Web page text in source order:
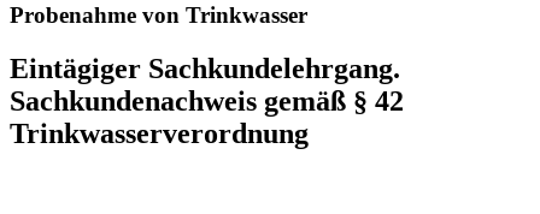
Probenahme von Trinkwasser
Eintägiger Sachkundelehrgang.
Sachkundenachweis gemäß § 42
Trinkwasserverordnung